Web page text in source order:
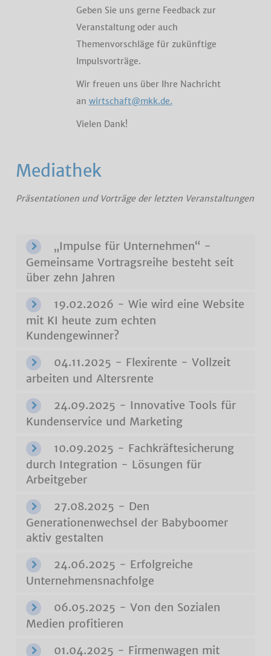
Geben Sie uns gerne Feedback zur
Veranstaltung oder auch
Themenvorschläge für zukünftige
Impulsvorträge.
Wir freuen uns über Ihre Nachricht
an wirtschaft@mkk.de.
Vielen Dank!
Mediathek
Präsentationen und Vorträge der letzten Veranstaltungen
„Impulse für Unternehmen“ -
Gemeinsame Vortragsreihe besteht seit
über zehn Jahren
19.02.2026 - Wie wird eine Website
mit KI heute zum echten
Kundengewinner?
04.11.2025 - Flexirente - Vollzeit
arbeiten und Altersrente
24.09.2025 - Innovative Tools für
Kundenservice und Marketing
10.09.2025 - Fachkräftesicherung
durch Integration - Lösungen für
Arbeitgeber
27.08.2025 - Den
Generationenwechsel der Babyboomer
aktiv gestalten
24.06.2025 - Erfolgreiche
Unternehmensnachfolge
06.05.2025 - Von den Sozialen
Medien profitieren
01.04.2025 - Firmenwagen mit